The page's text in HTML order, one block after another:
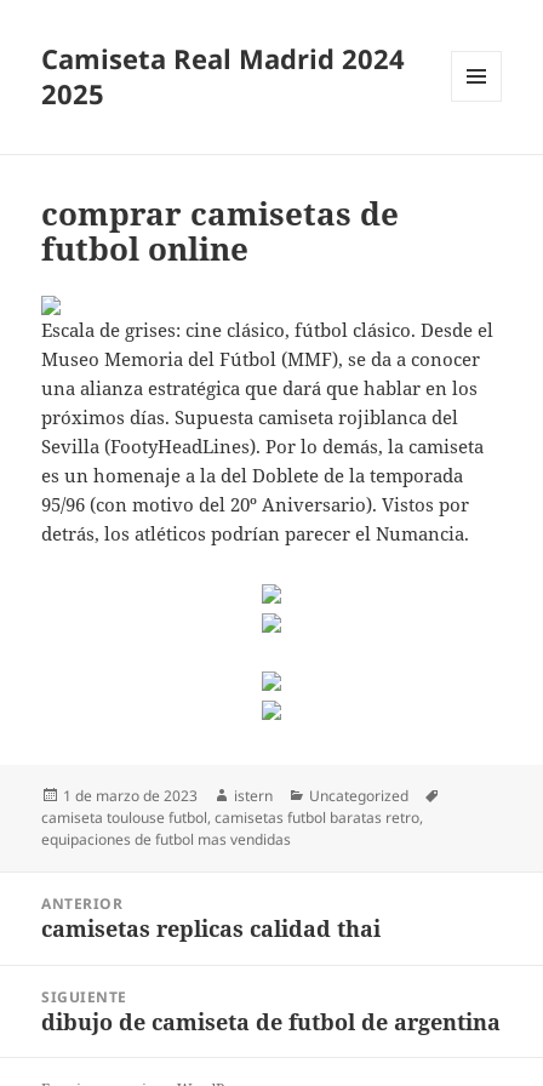
Camiseta Real Madrid 2024
2025
comprar camisetas de
futbol online
Escala de grises: cine clásico, fútbol clásico. Desde el
Museo Memoria del Fútbol (MMF), se da a conocer
una alianza estratégica que dará que hablar en los
próximos días. Supuesta camiseta rojiblanca del
Sevilla (FootyHeadLines). Por lo demás, la camiseta
es un homenaje a la del Doblete de la temporada
95/96 (con motivo del 20º Aniversario). Vistos por
detrás, los atléticos podrían parecer el Numancia.
Publicado
el
1 de marzo de 2023 Autor
istern Categorías
Uncategorized
camiseta toulouse futbol,camisetas futbol baratas retro,
equipaciones de futbol mas vendidas
entradas
ANTERIOR
Entrada
camisetas replicas calidad thai
SIGUIENTE
Entrada
dibujo de camiseta de futbol de argentina